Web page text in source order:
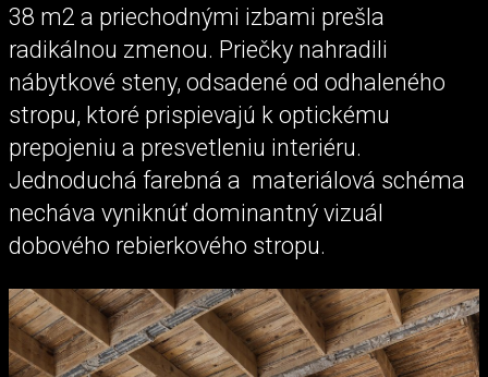
38 m2 a priechodnými izbami prešla
radikálnou zmenou. Priečky nahradili
nábytkové steny, odsadené od odhaleného
stropu, ktoré prispievajú k optickému
prepojeniu a presvetleniu interiéru.
Jednoduchá farebná a materiálová schéma
necháva vyniknúť dominantný vizuál
dobového rebierkového stropu.